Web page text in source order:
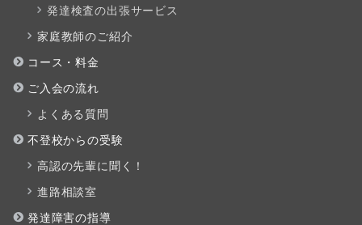
発達検査の出張サービス
家庭教師のご紹介
コース・料金
ご入会の流れ
よくある質問
不登校からの受験
高認の先輩に聞く！
進路相談室
発達障害の指導